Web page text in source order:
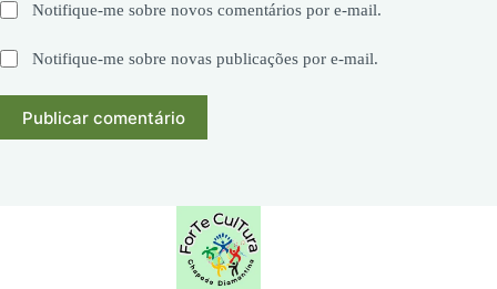
Notifique-me sobre novos comentários por e-mail.
Notifique-me sobre novas publicações por e-mail.
Publicar comentário